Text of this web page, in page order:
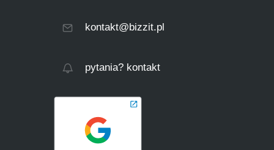
kontakt@bizzit.pl
pytania? kontakt